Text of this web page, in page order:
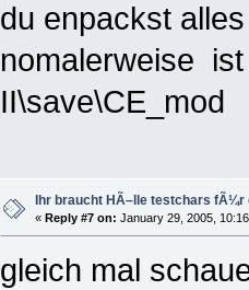
du enpackst
nomalerweise
II\save\CE_mod
Ihr braucht HÃ–lle testchars fÃ¼r
« Reply #7 on: January 29, 2005,
gleich mal